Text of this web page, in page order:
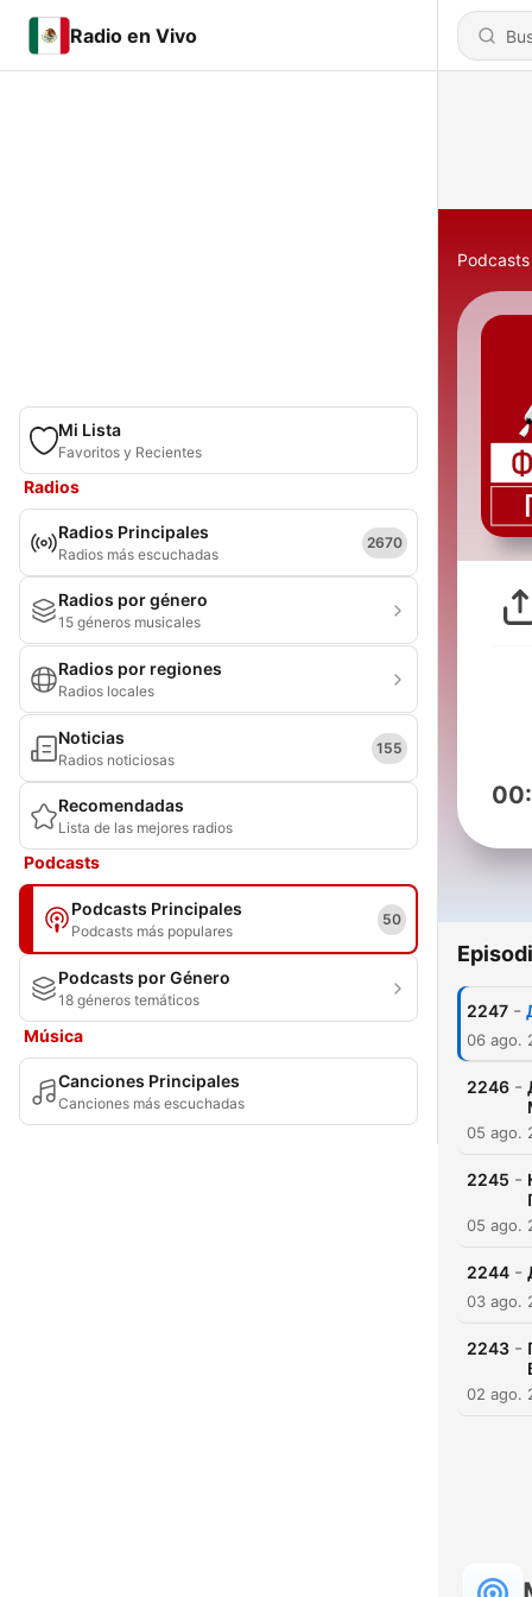
Radio en Vivo
Mi Lista
Favoritos y Recientes
Radios
Radios Principales
Radios más escuchadas
2670
Radios por género
15 géneros musicales
Radios por regiones
Radios locales
Noticias
Radios noticiosas
155
Recomendadas
Lista de las mejores radios
Podcasts
Podcasts Principales
Podcasts más populares
50
Podcasts por Género
18 géneros temáticos
Música
Canciones Principales
Canciones más escuchadas
Podcasts
2247 -
06 ago.
2246 -
05 ago.
2245 -
05 ago.
2244 -
03 ago.
2243 -
02 ago.